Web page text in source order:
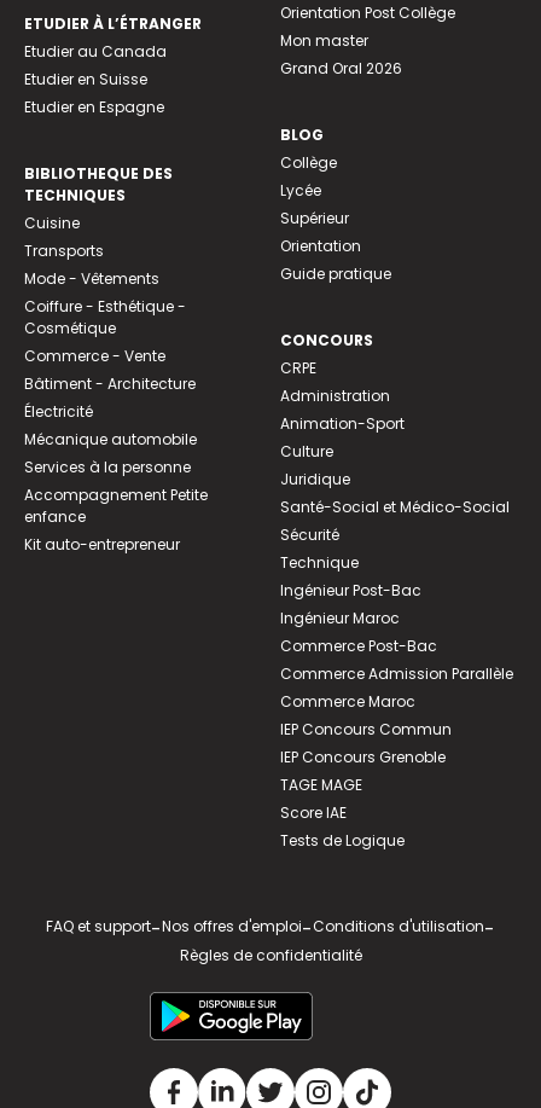
ETUDIER À L’ÉTRANGER
Etudier au Canada
Etudier en Suisse
Etudier en Espagne
BIBLIOTHEQUE DES
TECHNIQUES
Cuisine
Transports
Mode - Vêtements
Coiffure - Esthétique -
Cosmétique
Commerce - Vente
Bâtiment - Architecture
Électricité
Mécanique automobile
Services à la personne
Accompagnement Petite
enfance
Kit auto-entrepreneur
Orientation Post Collège
Mon master
Grand Oral 2026
BLOG
Collège
Lycée
Supérieur
Orientation
Guide pratique
CONCOURS
CRPE
Administration
Animation-Sport
Culture
Juridique
Santé-Social et Médico-Social
Sécurité
Technique
Ingénieur Post-Bac
Ingénieur Maroc
Commerce Post-Bac
Commerce Admission Parallèle
Commerce Maroc
IEP Concours Commun
IEP Concours Grenoble
TAGE MAGE
Score IAE
Tests de Logique
FAQ et support-Nos offres d'emploi-Conditions d'utilisation-
Règles de confidentialité